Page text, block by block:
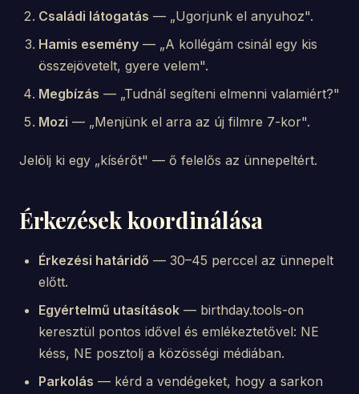
Családi látogatás — „Ugorjunk el anyuhoz".
Hamis esemény — „A kollégám csinál egy kis
összejövetelt, gyere velem".
Megbízás — „Tudnál segíteni elmenni valamiért?"
Mozi — „Menjünk el arra az új filmre 7-kor".
Jelölj ki egy „kísérőt" — ő felelős az ünnepeltért.
Érkezések koordinálása
Érkezési határidő — 30–45 perccel az ünnepelt
előtt.
Egyértelmű utasítások — birthday.tools-on
keresztül pontos idővel és emlékeztetővel: NE
késs, NE posztolj a közösségi médiában.
Parkolás — kérd a vendégeket, hogy a sarkon